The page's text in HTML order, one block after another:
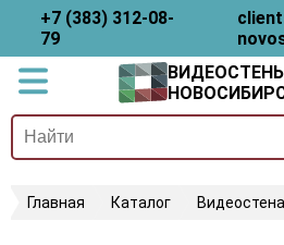
+7 (383) 312-08-
79
Главная Каталог